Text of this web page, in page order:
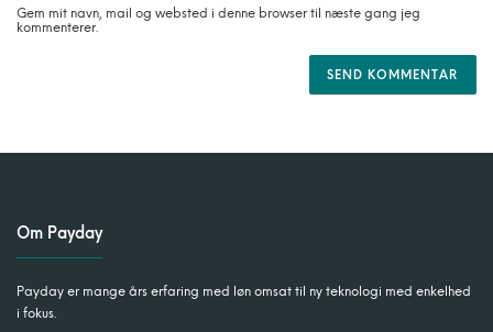
Gem mit navn, mail og websted i denne browser til næste gang jeg
kommenterer.
Om Payday
Payday er mange års erfaring med løn omsat til ny teknologi med enkelhed
i fokus.